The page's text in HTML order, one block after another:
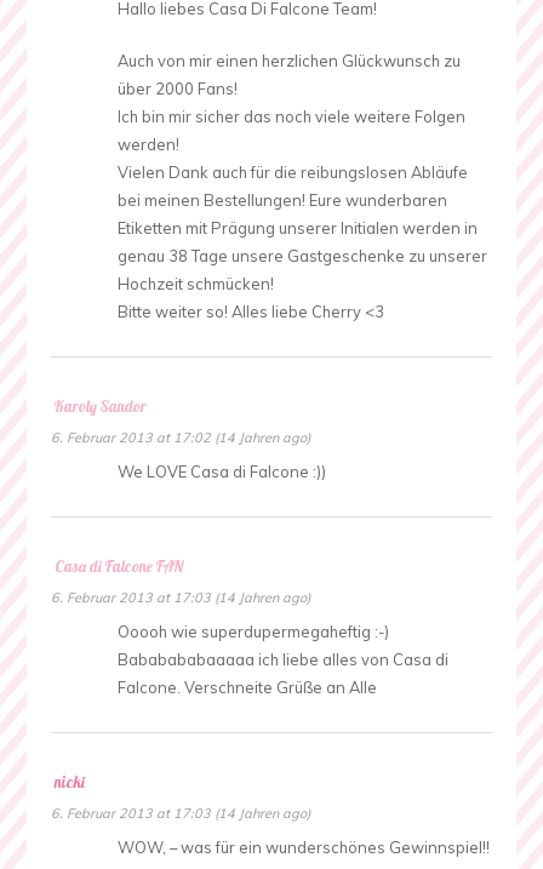
Hallo liebes Casa Di Falcone Team!
Auch von mir einen herzlichen Glückwunsch zu
über 2000 Fans!
Ich bin mir sicher das noch viele weitere Folgen
werden!
Vielen Dank auch für die reibungslosen Abläufe
bei meinen Bestellungen! Eure wunderbaren
Etiketten mit Prägung unserer Initialen werden in
genau 38 Tage unsere Gastgeschenke zu unserer
Hochzeit schmücken!
Bitte weiter so! Alles liebe Cherry <3
Karoly Sandor
6. Februar 2013 at 17:02 (14 Jahren ago)
We LOVE Casa di Falcone :))
Casa di Falcone FAN
6. Februar 2013 at 17:03 (14 Jahren ago)
Ooooh wie superdupermegaheftig :-)
Bababababaaaaa ich liebe alles von Casa di
Falcone. Verschneite Grüße an Alle
nicki
6. Februar 2013 at 17:03 (14 Jahren ago)
WOW, – was für ein wunderschönes Gewinnspiel!!